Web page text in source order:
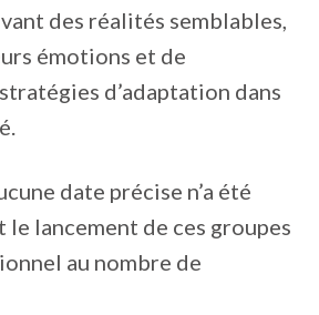
des réalités semblables,
émotions et de
d’adaptation dans
date précise n’a été
le lancement de ces groupes
au nombre de